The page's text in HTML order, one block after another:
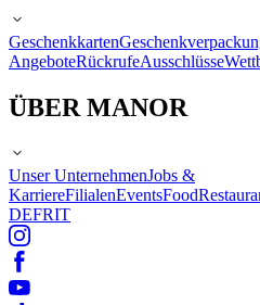
Geschenkkarten
AngeboteRückrufeAusschlüsse
ÜBER MANOR
Unser UnternehmenJobs &
KarriereFilialenEventsFood
DEFRIT